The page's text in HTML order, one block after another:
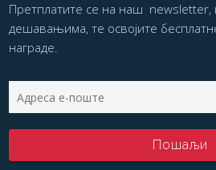
Претплатите се на наш newsletter,
дешавањима, те освојите
награде.